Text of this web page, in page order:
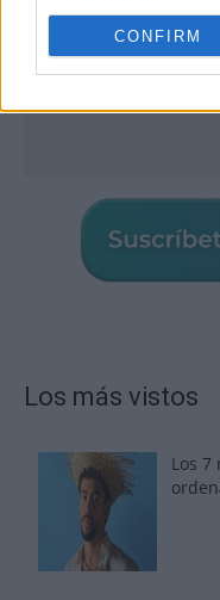
CONFIRM
Los más vistos
Los 7